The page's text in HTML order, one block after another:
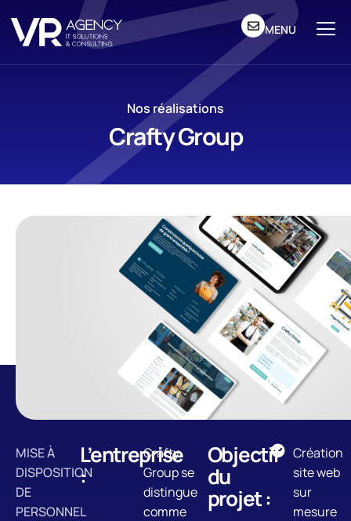
MENU
Nos réalisations
Crafty Group
MISE À
DISPOSITION
DE
PERSONNEL
L’entreprise
:
Crafty
Group se
distingue
comme
Objectif
du
projet :
Création
site web
sur
mesure